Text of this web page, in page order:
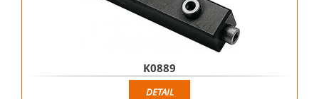
K0889
DETAIL